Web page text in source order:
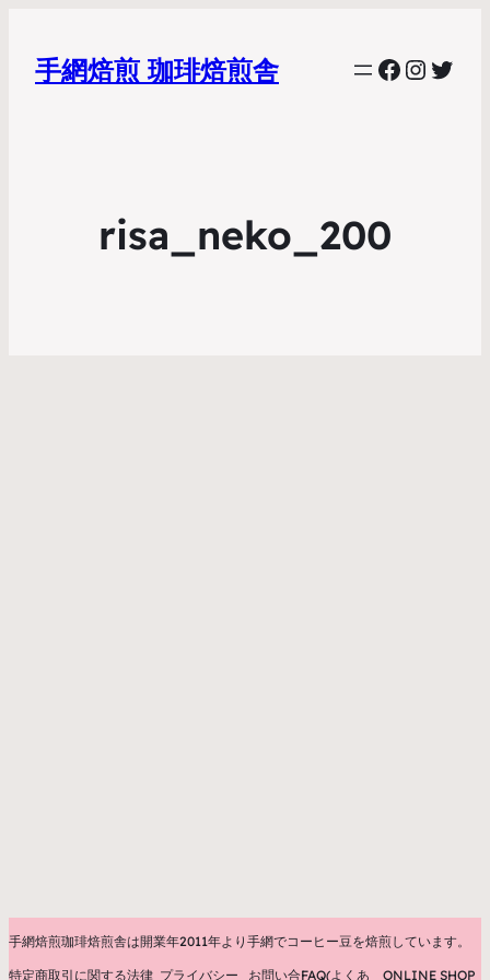
手網焙煎 珈琲焙煎舎
risa_neko_200
手網焙煎珈琲焙煎舎は開業年2011年より手網でコーヒー豆を焙煎しています。
特定商取引に関する法律 プライバシー お問い合FAQ(よくあ ONLINE SHOP